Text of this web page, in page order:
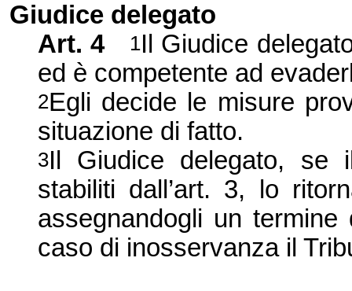
Giudice delegato
Art. 4 1Il Giudice
ed è competente ad evader
2Egli decide le misure
situazione di fatto.
3Il Giudice delegato, se
stabiliti dall’art. 3, lo
assegnandogli un
caso di inosservanza il